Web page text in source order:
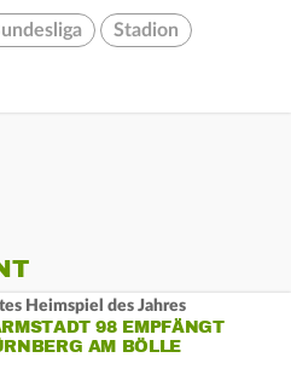
Stadion
Heimspiel des Jahres
98 EMPFÄNGT
AM BÖLLE